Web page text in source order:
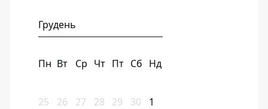
Грудень
Пн Вт Ср Чт Пт Сб Нд
25 26 27 28 29 30 1